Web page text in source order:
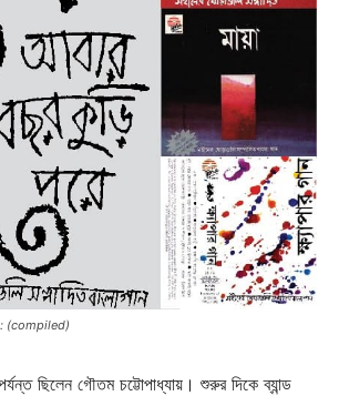
(compiled)
ছিলেন গৌতম চট্টোপাধ্যায়। শুরুর দিকে ব্যান্ড